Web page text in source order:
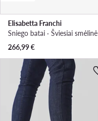
Elisabetta Franchi
Sniego batai · Šviesiai smėlinė
266,99€